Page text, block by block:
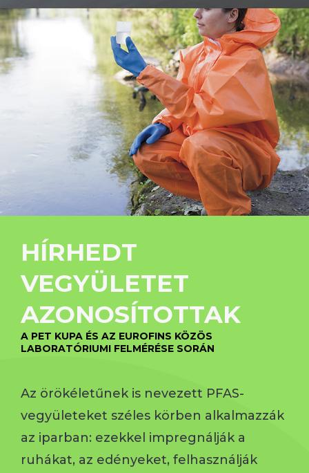
HÍRHEDT
VEGYÜLETET
AZONOSÍTOTTAK
A PET KUPA ÉS AZ EUROFINS KÖZÖS
LABORATÓRIUMI FELMÉRÉSE SORÁN
Az örökéletűnek is nevezett PFAS-
vegyületeket széles körben alkalmazzák
az iparban: ezekkel impregnálják a
ruhákat, az edényeket, felhasználják